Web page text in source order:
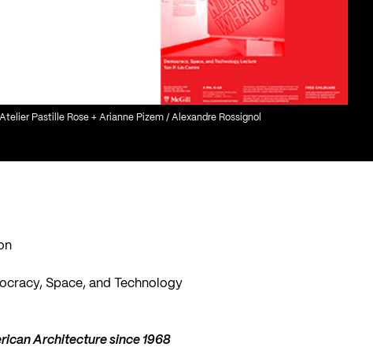
Pastille Rose + Arianne Pizem / Alexandre Rossignol
Space, and Technology
Architecture since 1968